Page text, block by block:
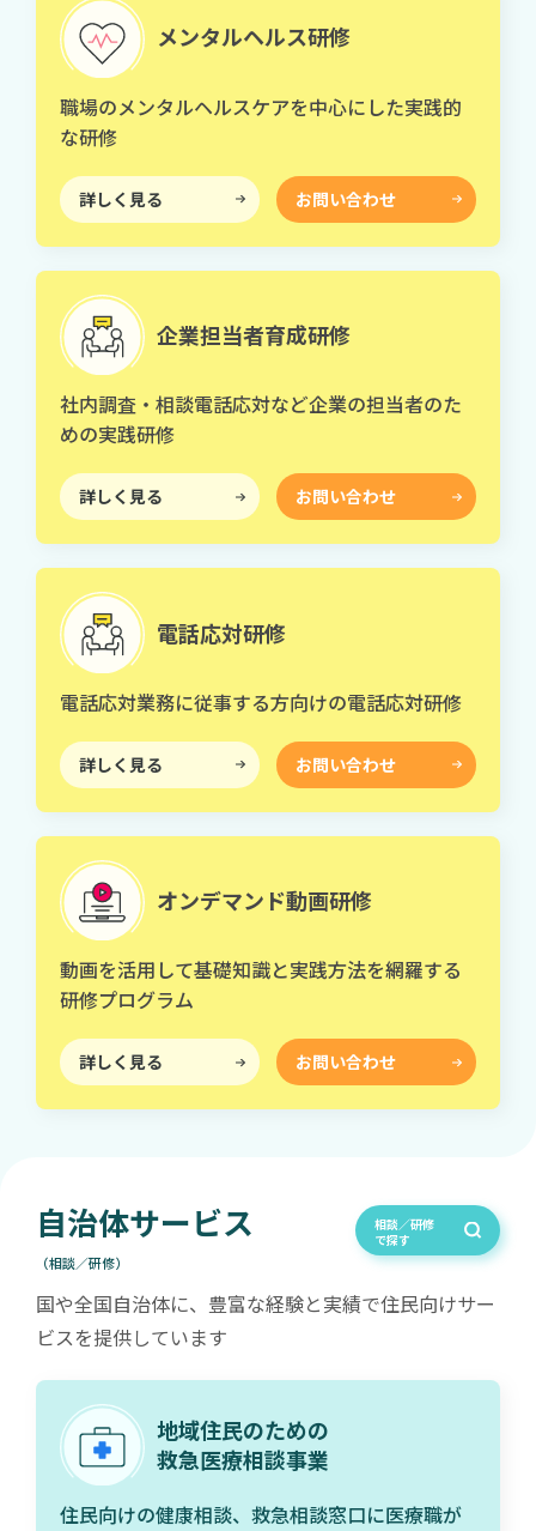
メンタルヘルス研修
職場のメンタルヘルスケアを中心にした実践的
な研修
詳しく見る お問い合わせ
企業担当者育成研修
社内調査・相談電話応対など企業の担当者のた
めの実践研修
詳しく見る お問い合わせ
電話応対研修
電話応対業務に従事する方向けの電話応対研修
詳しく見る お問い合わせ
オンデマンド動画研修
動画を活用して基礎知識と実践方法を網羅する
研修プログラム
詳しく見る お問い合わせ
自治体サービス
（相談／研修）
国や全国自治体に、豊富な経験と実績で住民向けサー
ビスを提供しています
相談／研修
で探す
地域住民のための
救急医療相談事業
住民向けの健康相談、救急相談窓口に医療職が